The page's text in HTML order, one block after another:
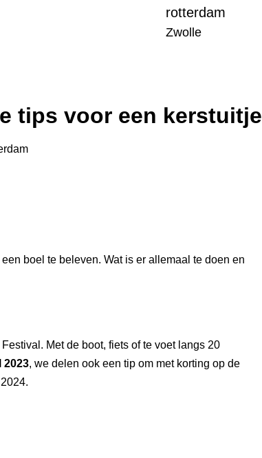
rotterdam
Zwolle
tips voor een kerstuitje
boel te beleven. Wat is er allemaal te doen en
Met de boot, fiets of te voet langs 20
2023, we delen ook een tip om met korting op de